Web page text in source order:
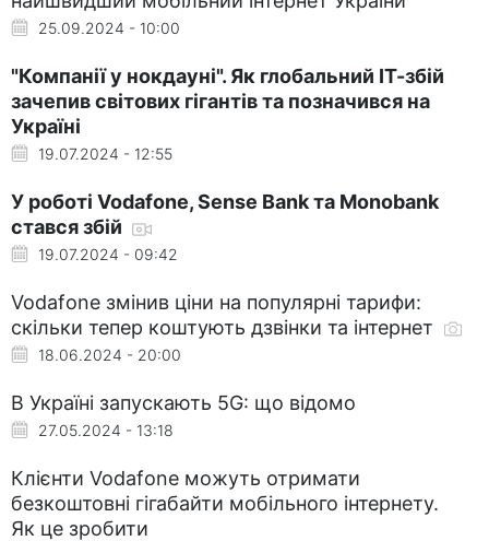
25.09.2024 - 10:00
"Компанії у нокдауні". Як глобальний ІТ-збій
зачепив світових гігантів та позначився на
Україні
19.07.2024 - 12:55
У роботі Vodafone, Sense Bank та Monobank
стався збій
19.07.2024 - 09:42
Vodafone змінив ціни на популярні тарифи:
скільки тепер коштують дзвінки та інтернет
18.06.2024 - 20:00
В Україні запускають 5G: що відомо
27.05.2024 - 13:18
Клієнти Vodafone можуть отримати
безкоштовні гігабайти мобільного інтернету.
Як це зробити